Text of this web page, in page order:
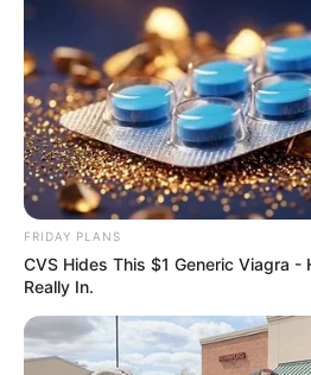
ολοκληρωμένες πράξεις, επίσης
πωλήσεις).
Επιπλέον, σύμφωνα με επίσημες
έως και το τέλος του 2024 το
από ολοκληρωμένες
περίπου €12,75 δισ. (με πολλές
χρόνων, πλειστηριασμούς,
Business Daily
FRIDAY PLANS
CVS Hides This $1 Generic Viagra -
Really In.